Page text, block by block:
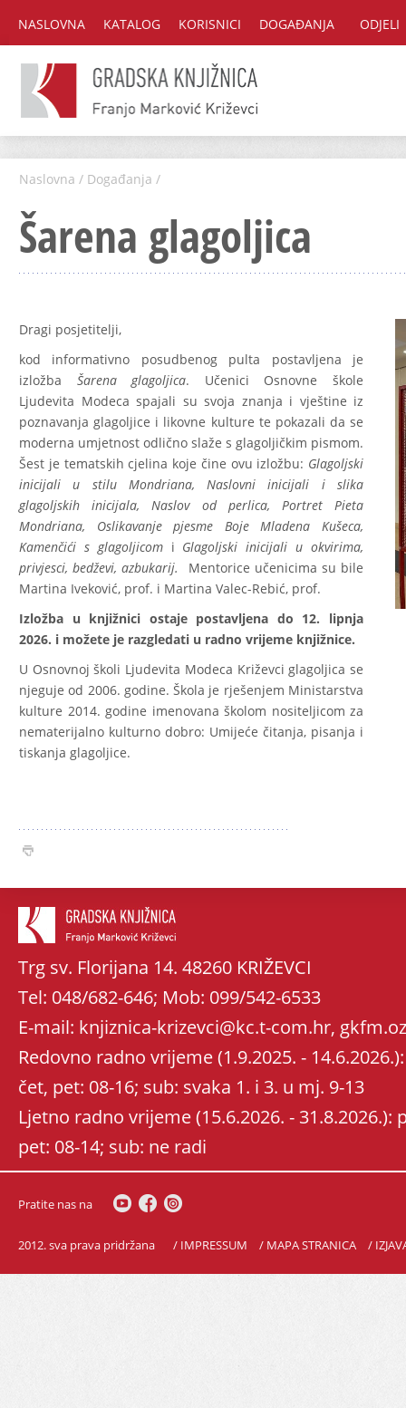
NASLOVNA KATALOG KORISNICI DOGAĐANJA ODJELI
Naslovna / Događanja /
Šarena glagoljica
Dragi posjetitelji,
kod informativno posudbenog pulta postavljena je
izložba Šarena glagoljica. Učenici Osnovne škole
Ljudevita Modeca spajali su svoja znanja i vještine iz
poznavanja glagoljice i likovne kulture te pokazali da se
moderna umjetnost odlično slaže s glagoljičkim pismom.
Šest je tematskih cjelina koje čine ovu izložbu: Glagoljski
inicijali u stilu Mondriana, Naslovni inicijali i slika
glagoljskih inicijala, Naslov od perlica, Portret Pieta
Mondriana, Oslikavanje pjesme Boje Mladena Kušeca,
Kamenčići s glagoljicomi Glagoljski inicijali u okvirima,
privjesci, bedževi, azbukarij. Mentorice učenicima su bile
Martina Iveković, prof. i Martina Valec-Rebić, prof.
Izložba u knjižnici ostaje postavljena do 12. lipnja
2026. i možete je razgledati u radno vrijeme knjižnice.
U Osnovnoj školi Ljudevita Modeca Križevci glagoljica se
njeguje od 2006. godine. Škola je rješenjem Ministarstva
kulture 2014. godine imenovana školom nositeljicom za
nematerijalno kulturno dobro: Umijeće čitanja, pisanja i
tiskanja glagoljice.
Trg sv. Florijana 14. 48260 KRIŽEVCI
Tel: 048/682-646; Mob: 099/542-6533
E-mail: knjiznica-krizevci@kc.t-com.hr,
Redovno radno vrijeme (1.9.2025. -
čet, pet: 08-16; sub: svaka 1. i 3. u mj. 9-13
Ljetno radno vrijeme (15.6.2026. - 31.8.2026.):
pet: 08-14; sub: ne radi
Pratite nas na
2012. sva prava pridržana / IMPRESSUM / MAPA STRANICA /